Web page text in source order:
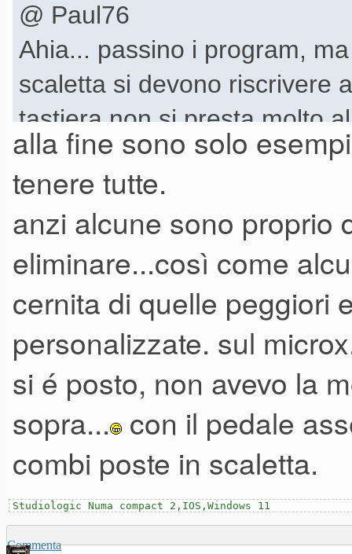
@ Paul76
Ahia... passino i program,
scaletta si devono riscrivere
tastiera non si presta molto
situazione di studio.
alla fine sono solo
tenere tutte.
anzi alcune sono proprio
eliminare...così come
cernita di quelle peggiori
personalizzate. sul
si é posto, non avevo la
sopra... con il pedale
combi poste in scaletta.
Studiologic Numa compact 2,IOS,Windows 11
Commenta